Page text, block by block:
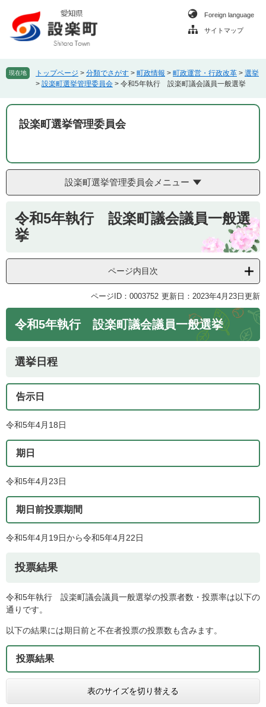
頭
で
。
飛
ば
て
Foreign language
サイトマップ
現在地 トップページ > 分類でさがす > 町政情報 > 町政運営・行政改革 > 選挙
> 設楽町選挙管理委員会 > 令和5年執行 設楽町議会議員一般選挙
設楽町選挙管理委員会
設楽町選挙管理委員会メニュー
令和5年執行 設楽町議会議員一般選
挙
ページ内目次
ページID：0003752 更新日：2023年4月23日更新
令和5年執行 設楽町議会議員一般選挙
選挙日程
告示日
令和5年4月18日
期日
令和5年4月23日
期日前投票期間
令和5年4月19日から令和5年4月22日
投票結果
令和5年執行 設楽町議会議員一般選挙の投票者数・投票率は以下の
通りです。
以下の結果には期日前と不在者投票の投票数も含みます。
投票結果
表のサイズを切り替える